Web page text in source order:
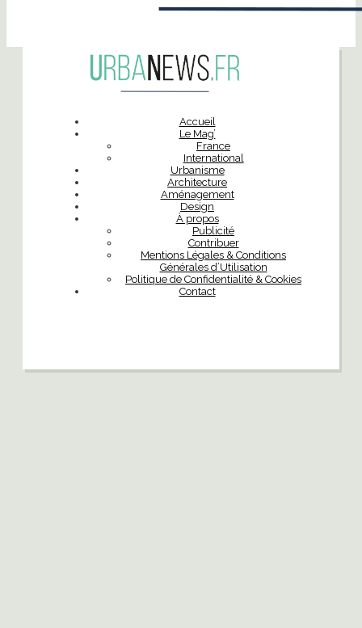
Accueil
Le Mag’
France
International
Urbanisme
Architecture
Aménagement
Design
À propos
Publicité
Contribuer
Mentions Légales & Conditions
Générales d’Utilisation
Politique de Confidentialité & Cookies
Contact